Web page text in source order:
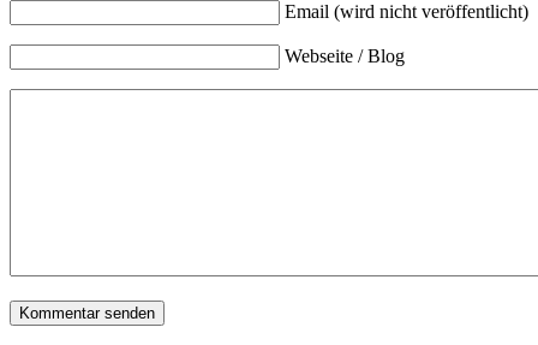
Email (wird nicht veröffentlicht)
Webseite / Blog